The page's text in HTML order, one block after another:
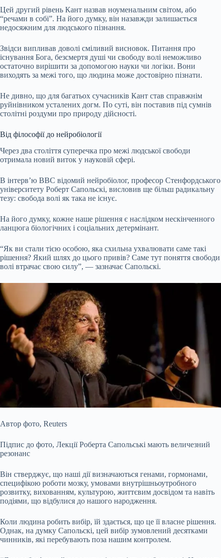
Цей другий рівень Кант назвав ноуменальним світом, або
“речами в собі”. На його думку, він назавжди залишається
недосяжним для людського пізнання.
Звідси випливав доволі сміливий висновок. Питання про
існування Бога, безсмертя душі чи свободу волі неможливо
остаточно вирішити за допомогою науки чи логіки. Вони
виходять за межі того, що людина може достовірно пізнати.
Не дивно, що для багатьох сучасників Кант став справжнім
руйнівником усталених догм. По суті, він поставив під сумнів
столітні роздуми про природу дійсності.
Від філософії до нейробіології
Через два століття суперечка про межі людської свободи
отримала новий виток у науковій сфері.
В інтерв’ю BBC відомий нейробіолог, професор Стенфордського
університету Роберт Сапольскі, висловив ще більш радикальну
тезу: свобода волі як така не існує.
На його думку, кожне наше рішення є наслідком нескінченного
ланцюга біологічних і соціальних детермінант.
“Як ви стали тією особою, яка схильна ухвалювати саме такі
рішення? Який шлях до цього привів? Саме тут поняття свободи
волі втрачає свою силу”, — зазначає Сапольскі.
Автор фото, Reuters
Підпис до фото, Лекції Роберта Сапольські мають величезний
резонанс
Він стверджує, що наші дії визначаються генами, гормонами,
специфікою роботи мозку, умовами внутрішньоутробного
розвитку, вихованням, культурою, життєвим досвідом та навіть
подіями, що відбулися до нашого народження.
Коли людина робить вибір, їй здається, що це її власне рішення.
Однак, на думку Сапольскі, цей вибір зумовлений десятками
чинників, які перебувають поза нашим контролем.